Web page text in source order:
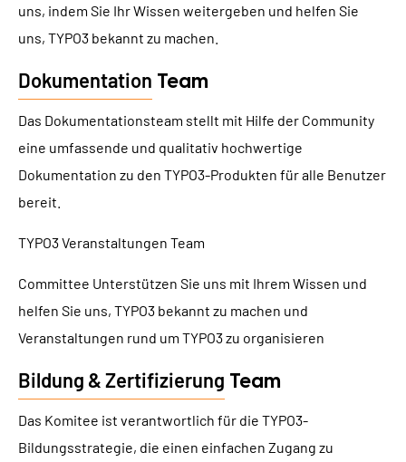
uns, indem Sie Ihr Wissen weitergeben und helfen Sie
uns, TYPO3 bekannt zu machen.
Dokumentation Team
Das Dokumentationsteam stellt mit Hilfe der Community
eine umfassende und qualitativ hochwertige
Dokumentation zu den TYPO3-Produkten für alle Benutzer
bereit.
TYPO3 Veranstaltungen Team
Committee Unterstützen Sie uns mit Ihrem Wissen und
helfen Sie uns, TYPO3 bekannt zu machen und
Veranstaltungen rund um TYPO3 zu organisieren
Bildung & Zertifizierung Team
Das Komitee ist verantwortlich für die TYPO3-
Bildungsstrategie, die einen einfachen Zugang zu